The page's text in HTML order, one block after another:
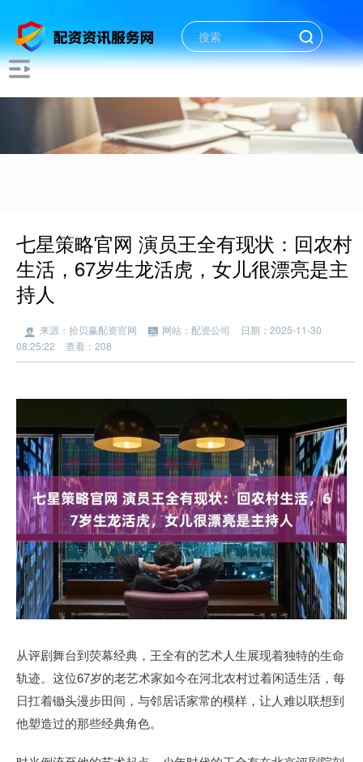
七星策略官网 演员王全有现状：回农村
生活，67岁生龙活虎，女儿很漂亮是主
持人
来源：拾贝赢配资官网 网站：配资公司
日期：2025-11-30
08:25:22
查看：208
从评剧舞台到荧幕经典，王全有的艺术人生展现着独特的生命
轨迹。这位67岁的老艺术家如今在河北农村过着闲适生活，每
日扛着锄头漫步田间，与邻居话家常的模样，让人难以联想到
他塑造过的那些经典角色。